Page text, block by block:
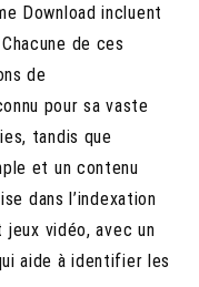
Download incluent
de ces
de
pour sa vaste
tandis que
et un contenu
dans l’indexation
vidéo, avec un
aide à identifier les